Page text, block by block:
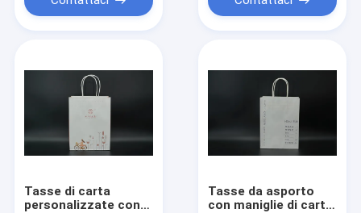
Tasse di carta
personalizzate con
Tasse da asporto
con maniglie di carta